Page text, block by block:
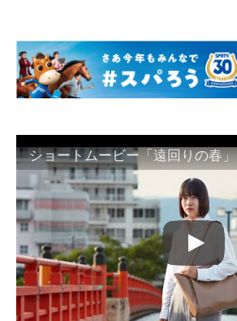
ショートムービー「遠回りの春」